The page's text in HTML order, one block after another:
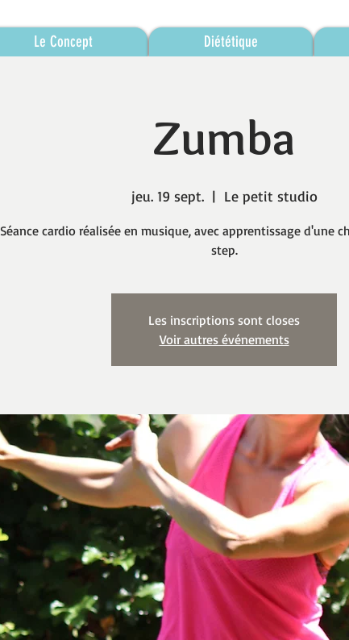
Le Concept Diététique
Zumba
jeu. 19 sept.
  |
Le petit studio
Séance cardio réalisée en musique, avec apprentissage d'une
step.
Les inscriptions sont closes
Voir autres événements